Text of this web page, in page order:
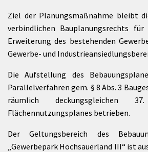
Ziel der Planungsmaßnahme bleibt
verbindlichen Bauplanungsrechts für
Erweiterung des bestehenden
Gewerbe- und
Die Aufstellung des
Parallelverfahren gem. § 8 Abs. 3
räumlich deckungsgleichen
Flächennutzungsplanes betrieben.
Der Geltungsbereich des
„Gewerbepark Hochsauerland III“ ist